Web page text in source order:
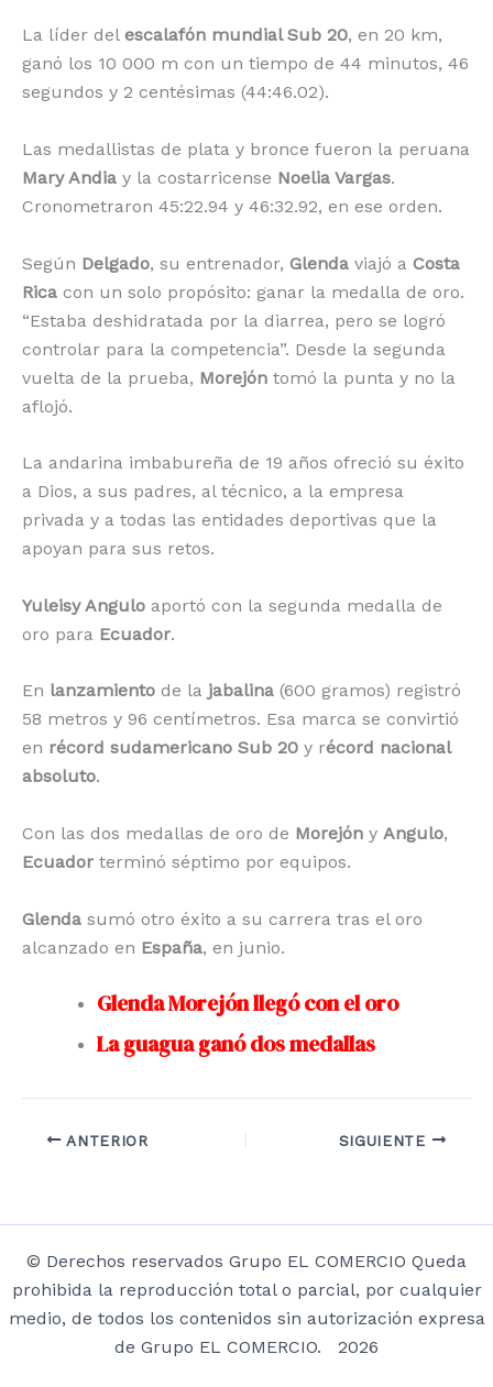
La líder del escalafón mundial Sub 20, en 20 km,
ganó los 10 000 m con un tiempo de 44 minutos, 46
segundos y 2 centésimas (44:46.02).
Las medallistas de plata y bronce fueron la peruana
Mary Andia y la costarricense Noelia Vargas.
Cronometraron 45:22.94 y 46:32.92, en ese orden.
Según Delgado, su entrenador, Glenda viajó a Costa
Rica con un solo propósito: ganar la medalla de oro.
“Estaba deshidratada por la diarrea, pero se logró
controlar para la competencia”. Desde la segunda
vuelta de la prueba, Morejón tomó la punta y no la
aflojó.
La andarina imbabureña de 19 años ofreció su éxito
a Dios, a sus padres, al técnico, a la empresa
privada y a todas las entidades deportivas que la
apoyan para sus retos.
Yuleisy Angulo aportó con la segunda medalla de
oro para Ecuador.
En lanzamiento de la jabalina (600 gramos) registró
58 metros y 96 centímetros. Esa marca se convirtió
en récord sudamericano Sub 20 y récord nacional
absoluto.
Con las dos medallas de oro de Morejón y Angulo,
Ecuador terminó séptimo por equipos.
Glenda sumó otro éxito a su carrera tras el oro
alcanzado en España, en junio.
Glenda Morejón llegó con el oro
La guagua ganó dos medallas
ANTERIOR SIGUIENTE
© Derechos reservados Grupo EL COMERCIO Queda
prohibida la reproducción total o parcial, por cualquier
medio, de todos los contenidos sin autorización expresa
de Grupo EL COMERCIO. 2026